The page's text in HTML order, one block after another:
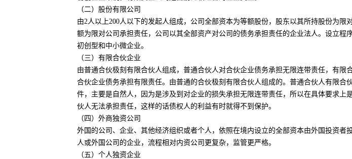
（二）股份有限公司
由2人以上200人以下的发起人组成，公司全部资本为等额股份，股东以其所持股份为限
额为限对公司承担责任，公司以其全部资产对公司的债务承担责任的企业法人。设立程
初创型和中小微企业。
（三）有限合伙企业
由普通合伙极刻有限合伙人组成，普通合伙人对合伙企业债务承担无限连带责任，有限
合伙企业债务承担有限责任。由普通的合伙极刻有限合伙人组成的。普通合伙人有限合
件，主要是自然人，因为是涉及到对企业的损失承担无限连带责任，所以在具体要求上
伙人无法承担责任，这样的话债权人的利益有时就得不到保护。
（四）外商独资公司
外国的公司、企业、其他经济组织或者个人，依照在境内设立的全部资本由外国投资者
人或外国公司的企业，流程相对内资公司更复杂，监管更严格。
（五）个人独资企业